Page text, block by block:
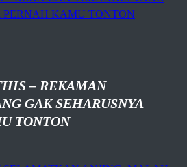
– REKAMAN
GAK SEHARUSNYA
TONTON